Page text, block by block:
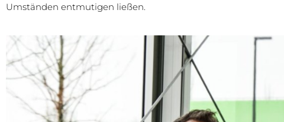
Umständen entmutigen ließen.